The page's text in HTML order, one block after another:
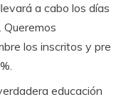
a cabo los días
los inscritos y pre
educación